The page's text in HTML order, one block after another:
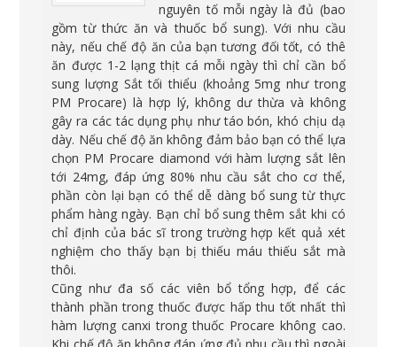
nguyên tố mỗi ngày là đủ (bao
gồm từ thức ăn và thuốc bổ sung). Với nhu cầu
này, nếu chế độ ăn của bạn tương đối tốt, có thê
ăn được 1-2 lạng thịt cá mỗi ngày thì chỉ cần bổ
sung lượng Sắt tối thiểu (khoảng 5mg như trong
PM Procare) là hợp lý, không dư thừa và không
gây ra các tác dụng phụ như táo bón, khó chịu dạ
dày. Nếu chế độ ăn không đảm bảo bạn có thể lựa
chọn PM Procare diamond với hàm lượng sắt lên
tới 24mg, đáp ứng 80% nhu cầu sắt cho cơ thể,
phần còn lại bạn có thể dễ dàng bổ sung từ thực
phẩm hàng ngày. Bạn chỉ bổ sung thêm sắt khi có
chỉ định của bác sĩ trong trường hợp kết quả xét
nghiệm cho thấy bạn bị thiếu máu thiếu sắt mà
thôi.
Cũng như đa số các viên bổ tổng hợp, để các
thành phần trong thuốc được hấp thu tốt nhất thì
hàm lượng canxi trong thuốc Procare không cao.